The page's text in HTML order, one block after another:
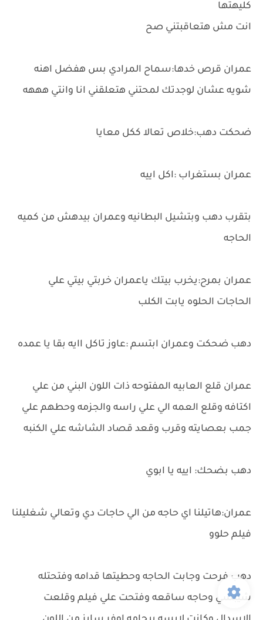
كليهتها
انت مش هتعاقبتني صح
عمران قرص خدها:سماح المرادي بس هفضل اهنه
شويه عشان لوجدتك لمحتني هتعلقني انا وانتي هههه
ضحكت دهب:خلاص تعالا ككل معايا
عمران بستغراب :اكل اييه
بتقرب دهب وبتشيل البطانيه وعمران بيدهش من كميه
الحاجه
عمران بمرح:يخرب بيتك ياعمران خربتي بيتي علي
الحاجات الحلوه يابت الكلب
دهب ضحكت وعمران ابتسم :عاوز تاكل اايه بقا يا عمده
عمران قلع العابيه المفتوحه ذات اللون البني من علي
اكتافه وقلع العمه الي علي راسه والجزمه وحطهم علي
جمب بعصايته وقرب وقعد قصاد الشاشه علي الكنبه
دهب بضحك: اييه يا ابوي
عمران:هاتيلنا اي حاجه من الي حاجات دي وتعالي شغليلنا
فيلم حلوو
دهب فرحت وجابت الحاجه وحطيتها قدامه وفتحتله
شيبسي وحاجه ساقعه وفتحت علي فيلم وقلعت